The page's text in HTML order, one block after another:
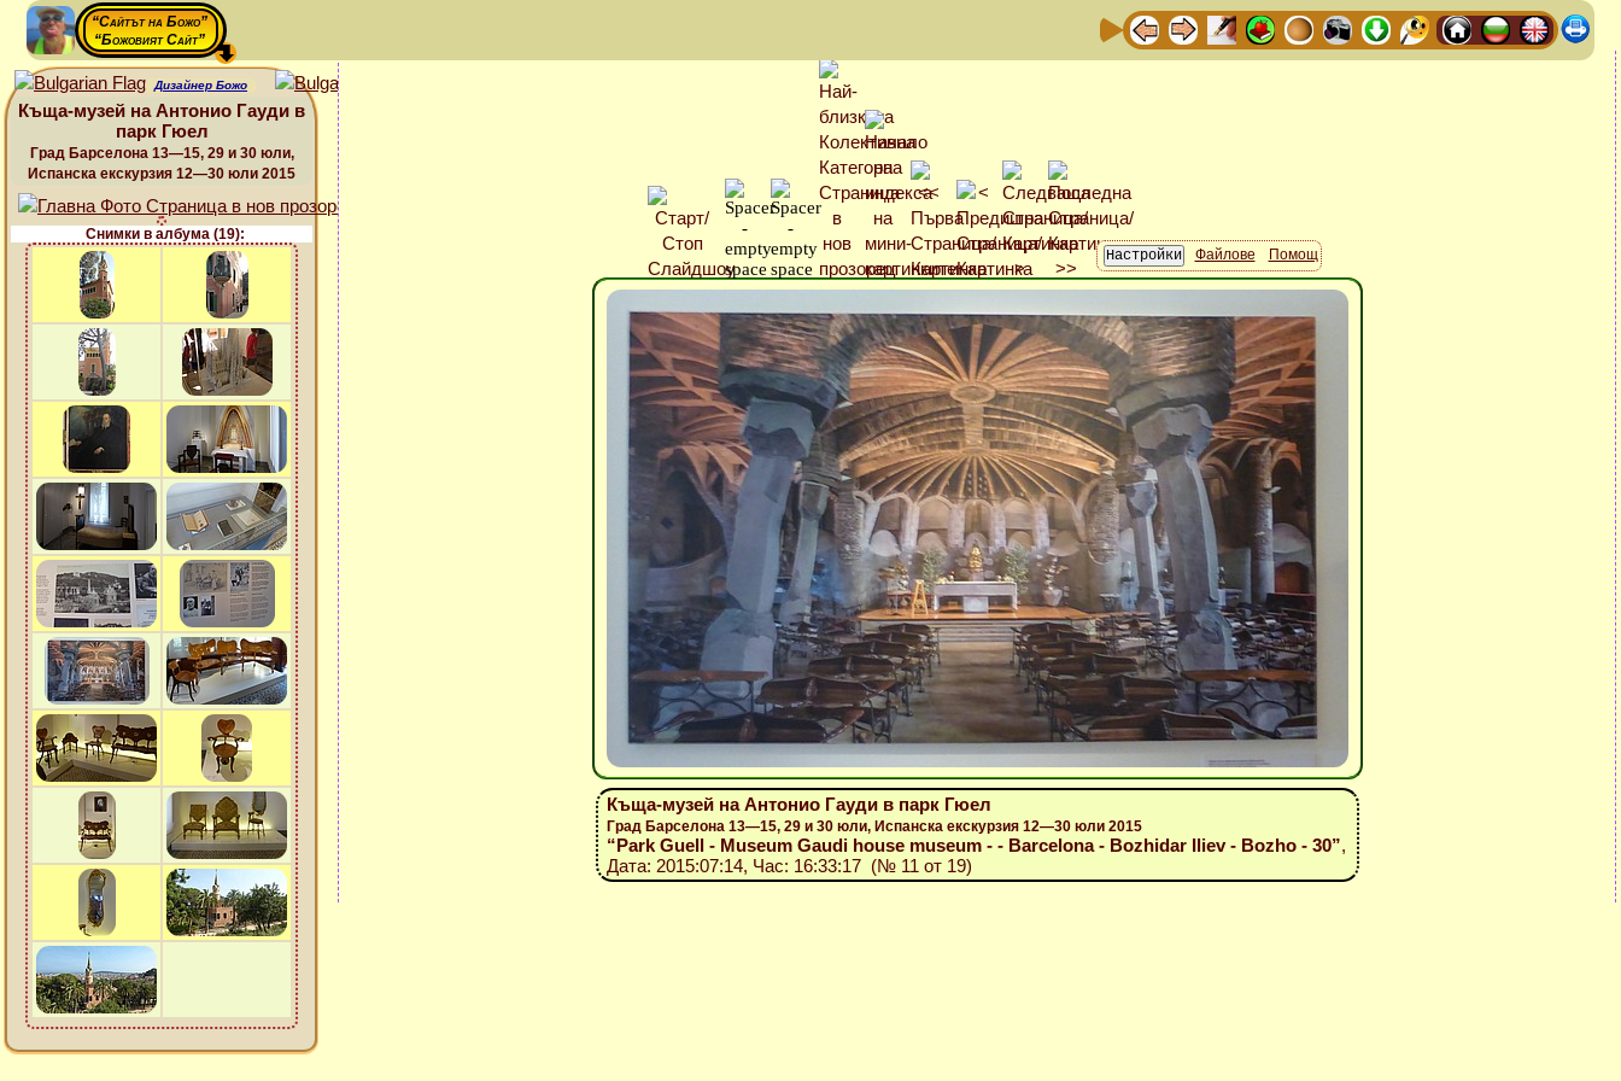
“Сайтът на Божо”
“Божовият Сайт”
Дизайнер Божо
Къща-музей на Антонио Гауди в
парк Гюел
Град Барселона 13—15, 29 и 30 юли,
Испанска екскурзия 12—30 юли 2015
Снимки в албума (19):
Файлове
Помощ
Къща-музей на Антонио Гауди в парк Гюел
Град Барселона 13—15, 29 и 30 юли, Испанска екскурзия 12—30 юли 2015
“Park Guell - Museum Gaudi house museum - - Barcelona - Bozhidar Iliev - Bozho - 30”,
Дата: 2015:07:14, Час: 16:33:17 (№ 11 от 19)